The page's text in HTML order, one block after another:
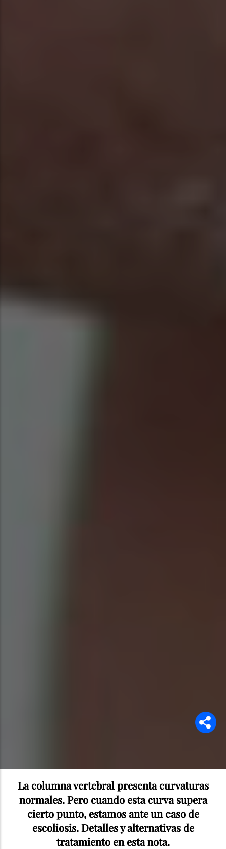
La columna vertebral presenta curvaturas
normales. Pero cuando esta curva supera
cierto punto, estamos ante un caso de
escoliosis. Detalles y alternativas de
tratamiento en esta nota.